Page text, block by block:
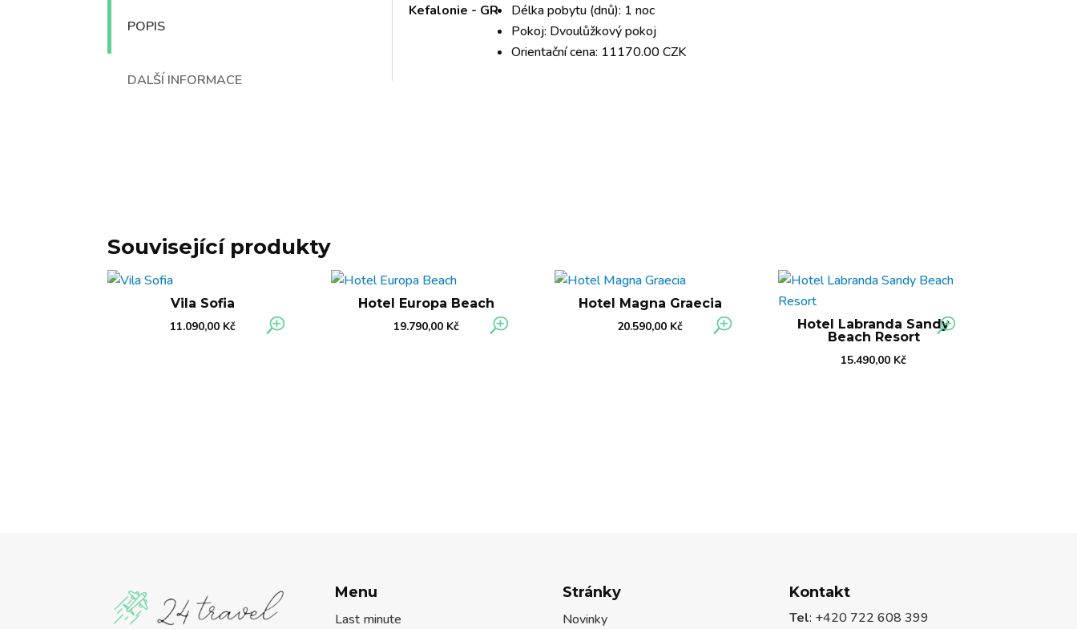
POPIS
DALŠÍ INFORMACE
Kefalonie - GR
Délka pobytu (dnů): 1 noc
Pokoj: Dvoulůžkový pokoj
Orientační cena: 11170.00 CZK
Související produkty
Vila Sofia
11.090,00 Kč
Hotel Europa Beach
19.790,00 Kč
Hotel Magna Graecia
20.590,00 Kč
Hotel Labranda Sandy
Beach Resort
15.490,00 Kč
Menu
Last minute
Stránky
Novinky
Kontakt
Tel: +420 722 608 399